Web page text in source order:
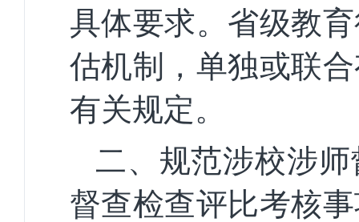
具体要求。省级教
估机制，单独或联
有关规定。
二、规范涉校涉
督查检查评比考核